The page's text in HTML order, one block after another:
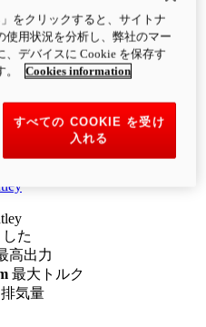
ーター 製品詳細
最大トルク
装備重量（燃料を除く）
た
高出力
最大トルク
排気量
をクリックすると、サイトナ
使用状況を分析し、弊社のマー
デバイスに Cookie を保存す
。
Cookies information
すべての COOKIE を受け
入れる